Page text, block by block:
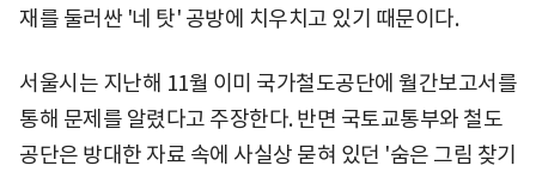
재를 둘러싼 '네 탓' 공방에 치우치고 있기 때문이다.
서울시는 지난해 11월 이미 국가철도공단에 월간보고서를
통해 문제를 알렸다고 주장한다. 반면 국토교통부와 철도
공단은 방대한 자료 속에 사실상 묻혀 있던 '숨은 그림 찾기